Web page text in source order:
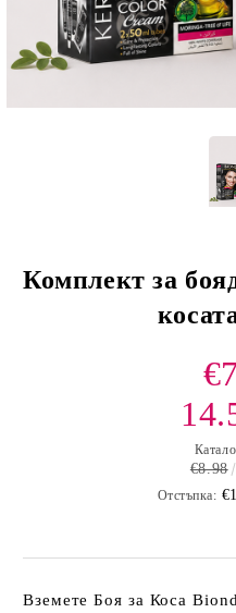
Комплект за
€8.98
Отстъпка:
Вземете Боя за Коса